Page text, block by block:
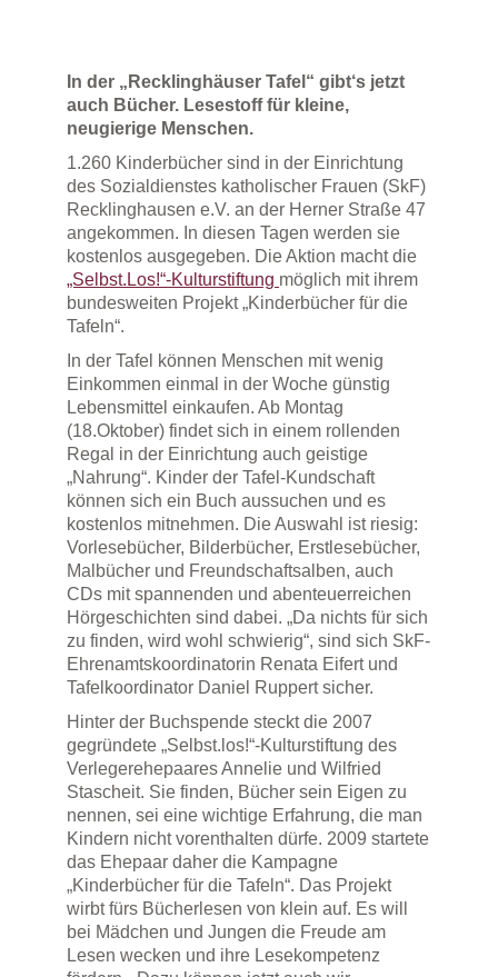
In der „Recklinghäuser Tafel“ gibt‘s jetzt
auch Bücher. Lesestoff für kleine,
neugierige Menschen.
1.260 Kinderbücher sind in der Einrichtung
des Sozialdienstes katholischer Frauen (SkF)
Recklinghausen e.V. an der Herner Straße 47
angekommen. In diesen Tagen werden sie
kostenlos ausgegeben. Die Aktion macht die
„Selbst.Los!“-Kulturstiftung möglich mit ihrem
bundesweiten Projekt „Kinderbücher für die
Tafeln“.
In der Tafel können Menschen mit wenig
Einkommen einmal in der Woche günstig
Lebensmittel einkaufen. Ab Montag
(18.Oktober) findet sich in einem rollenden
Regal in der Einrichtung auch geistige
„Nahrung“. Kinder der Tafel-Kundschaft
können sich ein Buch aussuchen und es
kostenlos mitnehmen. Die Auswahl ist riesig:
Vorlesebücher, Bilderbücher, Erstlesebücher,
Malbücher und Freundschaftsalben, auch
CDs mit spannenden und abenteuerreichen
Hörgeschichten sind dabei. „Da nichts für sich
zu finden, wird wohl schwierig“, sind sich SkF-
Ehrenamtskoordinatorin Renata Eifert und
Tafelkoordinator Daniel Ruppert sicher.
Hinter der Buchspende steckt die 2007
gegründete „Selbst.los!“-Kulturstiftung des
Verlegerehepaares Annelie und Wilfried
Stascheit. Sie finden, Bücher sein Eigen zu
nennen, sei eine wichtige Erfahrung, die man
Kindern nicht vorenthalten dürfe. 2009 startete
das Ehepaar daher die Kampagne
„Kinderbücher für die Tafeln“. Das Projekt
wirbt fürs Bücherlesen von klein auf. Es will
bei Mädchen und Jungen die Freude am
Lesen wecken und ihre Lesekompetenz